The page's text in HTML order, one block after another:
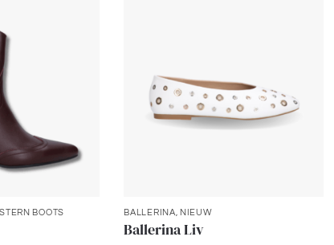
BOOTS BALLERINA, NIEUW
Ballerina Liv